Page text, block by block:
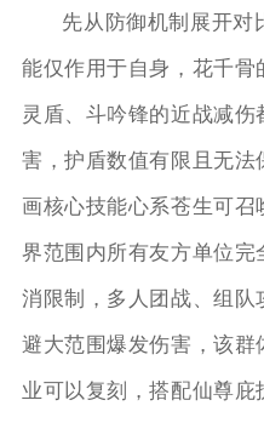
先从防御机制展开对
能仅作用于自身，花千骨
灵盾、斗吟锋的近战减
害，护盾数值有限且无
画核心技能心系苍生可
界范围内所有友方单位
消限制，多人团战、组队
避大范围爆发伤害，该
业可以复刻，搭配仙尊